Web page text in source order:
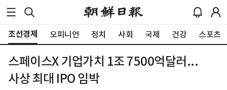
조선경제 오피니언 정치 사회 국제 건강 스포츠
스페이스X 기업가치 1조 7500억달러...
사상 최대 IPO 임박